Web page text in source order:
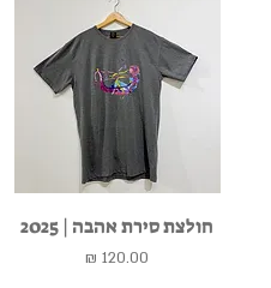
חולצת סירת אהבה | 2025
מחיר